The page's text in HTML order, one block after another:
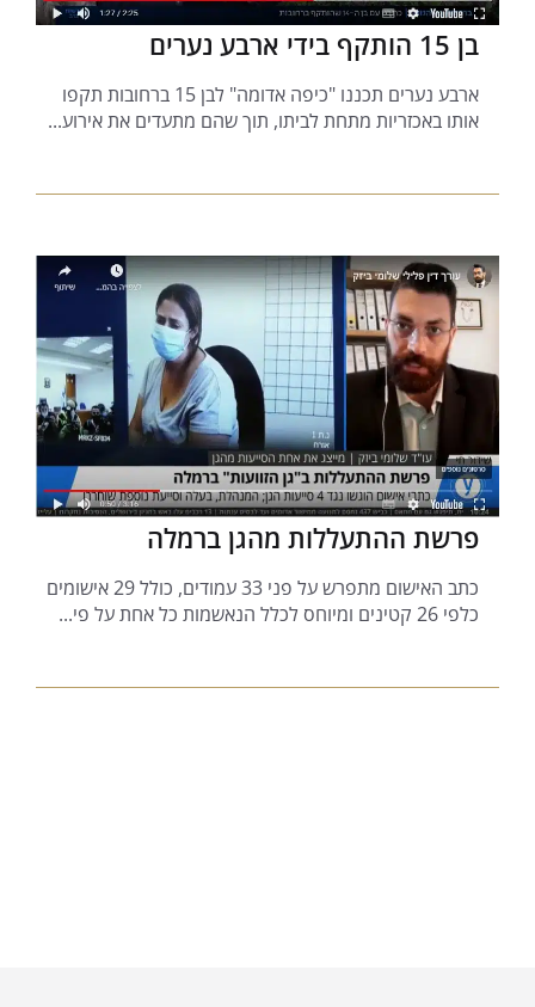
בן 15 הותקף בידי ארבע נערים
ארבע נערים תכננו "כיפה אדומה" לבן 15 ברחובות תקפו
אותו באכזריות מתחת לביתו, תוך שהם מתעדים את אירוע...
פרשת ההתעללות מהגן ברמלה
כתב האישום מתפרש על פני 33 עמודים, כולל 29 אישומים
כלפי 26 קטינים ומיוחס לכלל הנאשמות כל אחת על פי...